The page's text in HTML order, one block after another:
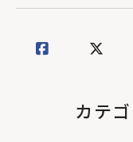
カテ